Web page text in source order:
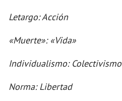
Letargo: Acción
«Muerte»: «Vida»
Individualismo: Colectivismo
Norma: Libertad